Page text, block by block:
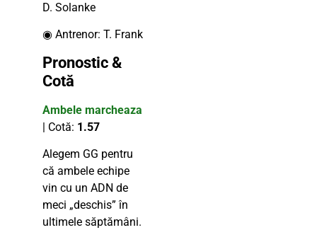
D. Solanke
◉ Antrenor: T. Frank
Pronostic &
Cotă
Ambele marcheaza
| Cotă: 1.57
Alegem GG pentru
că ambele echipe
vin cu un ADN de
meci „deschis” în
ultimele săptămâni.